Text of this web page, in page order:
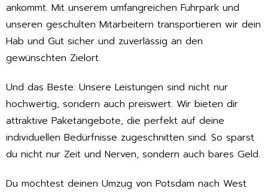
ankommt. Mit unserem umfangreichen Fuhrpark und
unseren geschulten Mitarbeitern transportieren wir dein
Hab und Gut sicher und zuverlässig an den
gewünschten Zielort.
Und das Beste: Unsere Leistungen sind nicht nur
hochwertig, sondern auch preiswert. Wir bieten dir
attraktive Paketangebote, die perfekt auf deine
individuellen Bedürfnisse zugeschnitten sind. So sparst
du nicht nur Zeit und Nerven, sondern auch bares Geld.
Du möchtest deinen Umzug von Potsdam nach West